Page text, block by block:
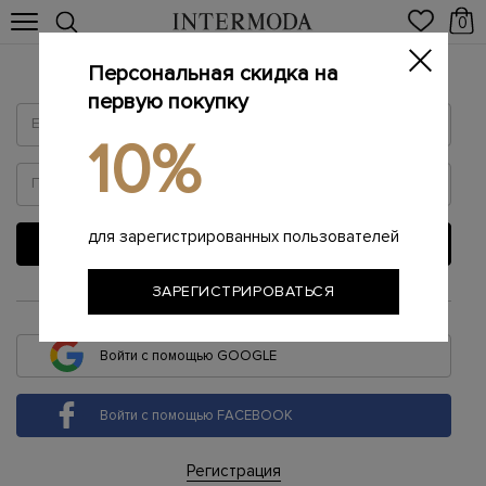
0
Войти
ВОЙТИ
или
Войти с помощью GOOGLE
Войти с помощью FACEBOOK
Регистрация
Персональная скидка на
первую покупку
10%
для зарегистрированных пользователей
ЗАРЕГИСТРИРОВАТЬСЯ